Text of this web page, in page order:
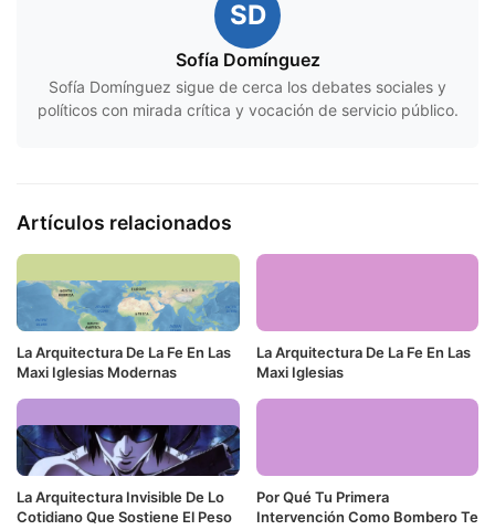
SD
Sofía Domínguez
Sofía Domínguez sigue de cerca los debates sociales y
políticos con mirada crítica y vocación de servicio público.
Artículos relacionados
La Arquitectura De La Fe En Las
Maxi Iglesias Modernas
La Arquitectura De La Fe En Las
Maxi Iglesias
La Arquitectura Invisible De Lo
Cotidiano Que Sostiene El Peso
Por Qué Tu Primera
Intervención Como Bombero Te